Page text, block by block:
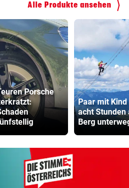
Alle Produkte ansehen
Porsche
Paar mit
acht Stunden
Berg